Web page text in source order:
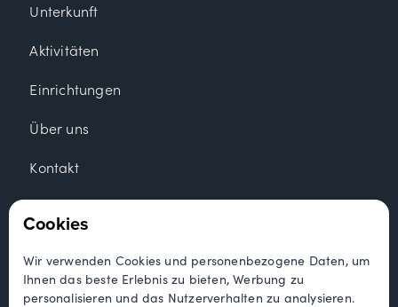
Cookies
Wir verwenden Cookies und personenbezogene Daten, um
Ihnen das beste Erlebnis zu bieten, Werbung zu
personalisieren und das Nutzerverhalten zu analysieren.
Unterkunft
Aktivitäten
Einrichtungen
Über uns
Kontakt
Hütten
Wohnungen